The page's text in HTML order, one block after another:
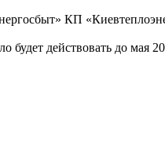
КП
будет действовать до